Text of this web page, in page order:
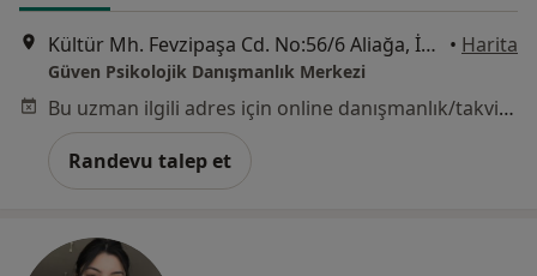
Kültür Mh. Fevzipaşa Cd. No:56/6 Aliağa, İzmir • Harita
Güven Psikolojik Danışmanlık Merkezi
Bu uzman ilgili adres için online danışmanlık/takvim sunmuyor.
Randevu talep et